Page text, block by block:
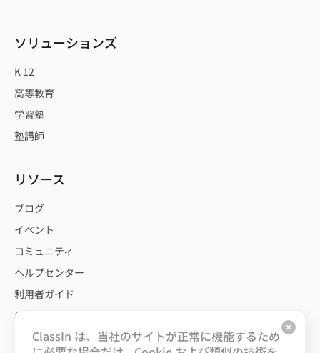
ClassIn は、当社のサイトが正常に機能するため
ソリューションズ
K 12
高等教育
学習塾
塾講師
リソース
ブログ
イベント
コミュニティ
ヘルプセンター
利用者ガイド
テンプレート